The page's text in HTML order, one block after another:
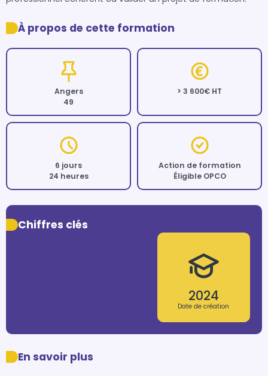
À propos de cette formation
Angers
49
> 3 600€ HT
6 jours
24 heures
Action de formation
Éligible OPCO
Chiffres clés
2024
Date de création
En savoir plus